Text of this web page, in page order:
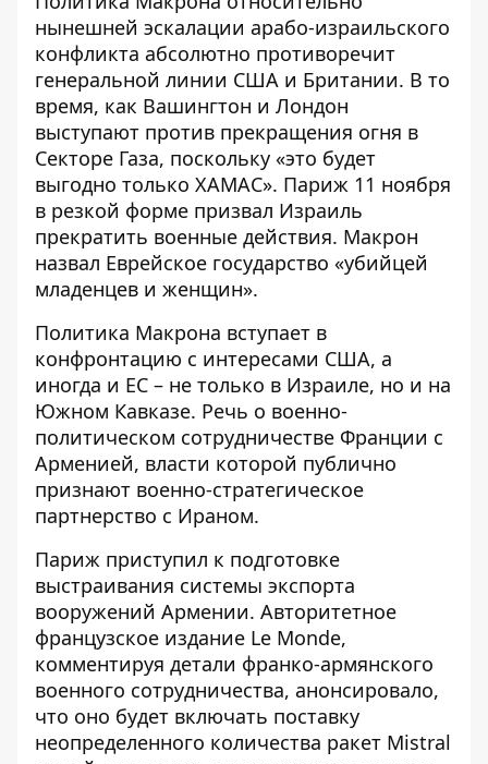
нынешней эскалации арабо-израильского
конфликта абсолютно противоречит
генеральной линии США и Британии. В то
время, как Вашингтон и Лондон
выступают против прекращения огня в
Секторе Газа, поскольку «это будет
выгодно только ХАМАС». Париж 11 ноября
в резкой форме призвал Израиль
прекратить военные действия. Макрон
назвал Еврейское государство «убийцей
младенцев и женщин».
Политика Макрона вступает в
конфронтацию с интересами США, а
иногда и ЕС – не только в Израиле, но и на
Южном Кавказе. Речь о военно-
политическом сотрудничестве Франции с
Арменией, власти которой публично
признают военно-стратегическое
партнерство с Ираном.
Париж приступил к подготовке
выстраивания системы экспорта
вооружений Армении. Авторитетное
французское издание Le Monde,
комментируя детали франко-армянского
военного сотрудничества, анонсировало,
что оно будет включать поставку
неопределенного количества ракет Mistral